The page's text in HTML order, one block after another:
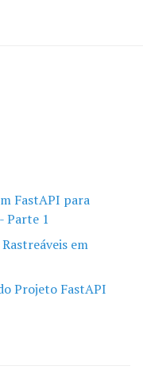
FastAPI para
Parte 1
em
Projeto FastAPI